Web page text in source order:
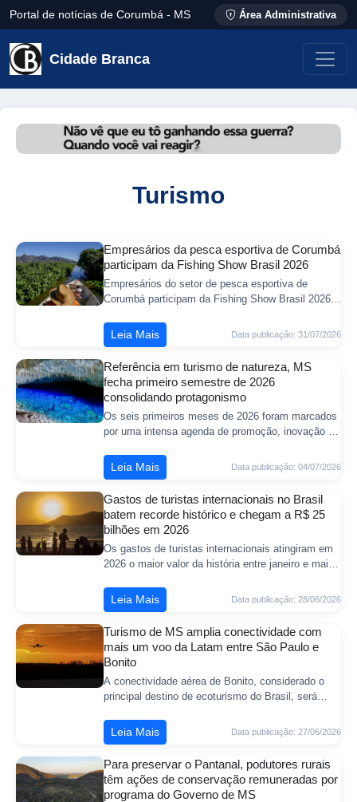
Portal de notícias de Corumbá - MS Área Administrativa
Cidade Branca
Turismo
Empresários da pesca esportiva de Corumbá
participam da Fishing Show Brasil 2026
Empresários do setor de pesca esportiva de
Corumbá participam da Fishing Show Brasil 2026,
náutica, turismo e atividades ao ar livre
Leia Mais Data publicação: 31/07/2026
Referência em turismo de natureza, MS
fecha primeiro semestre de 2026
consolidando protagonismo
Os seis primeiros meses de 2026 foram marcados
por uma intensa agenda de promoção, inovação e
(Fundação de Turismo de Mato Grosso do Sul).
Leia Mais Data publicação: 04/07/2026
Gastos de turistas internacionais no Brasil
batem recorde histórico e chegam a R$ 25
bilhões em 2026
Os gastos de turistas internacionais atingiram em
2026 o maior valor da história entre janeiro e maio:
comparação com o mesmo período do ano p
Leia Mais Data publicação: 28/06/2026
Turismo de MS amplia conectividade com
mais um voo da Latam entre São Paulo e
Bonito
A conectividade aérea de Bonito, considerado o
principal destino de ecoturismo do Brasil, será
ampliação da operação da LATAM Airlines e
Leia Mais Data publicação: 27/06/2026
Para preservar o Pantanal, podutores rurais
têm ações de conservação remuneradas por
programa do Governo de MS